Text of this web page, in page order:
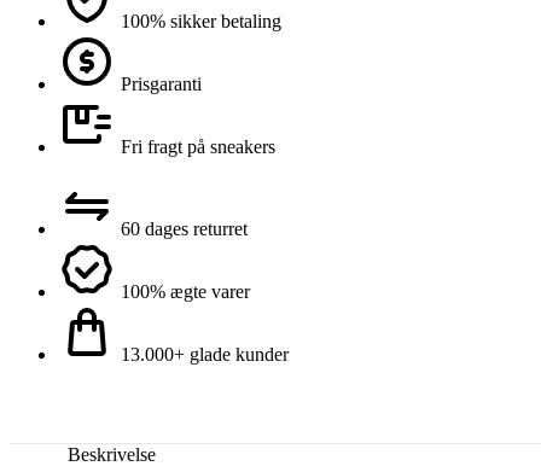
100% sikker betaling
Prisgaranti
Fri fragt på sneakers
60 dages returret
100% ægte varer
13.000+ glade kunder
Beskrivelse